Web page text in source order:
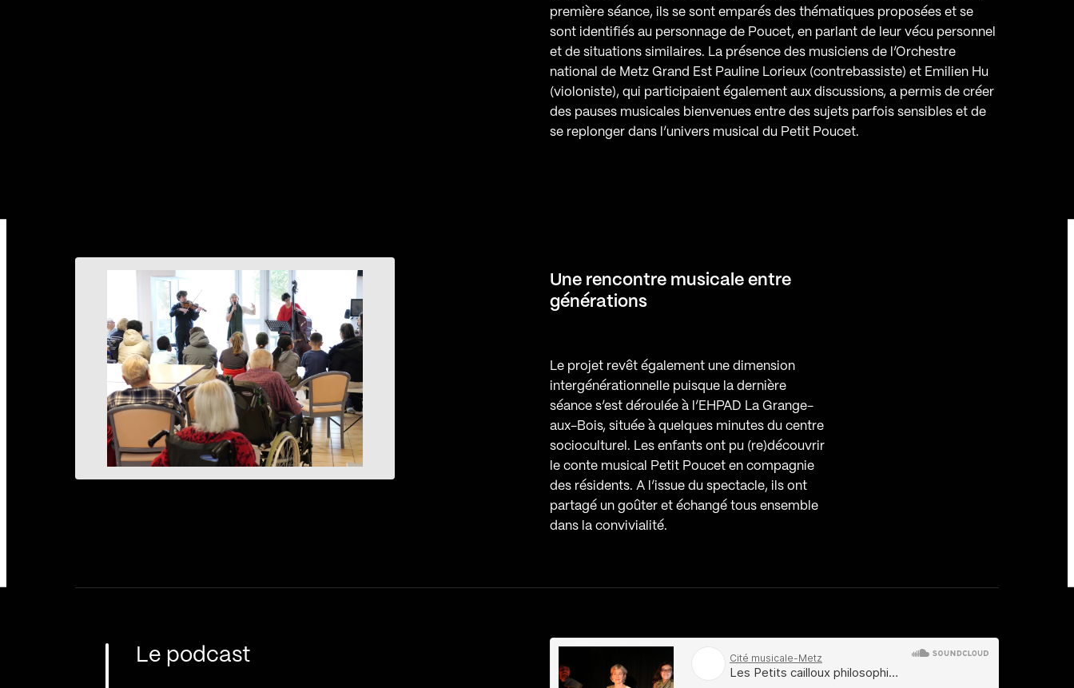
première séance, ils se sont emparés des thématiques proposées et se
sont identifiés au personnage de Poucet, en parlant de leur vécu personnel
et de situations similaires. La présence des musiciens de l’Orchestre
national de Metz Grand Est Pauline Lorieux (contrebassiste) et Emilien Hu
(violoniste), qui participaient également aux discussions, a permis de créer
des pauses musicales bienvenues entre des sujets parfois sensibles et de
se replonger dans l’univers musical du Petit Poucet.
Une rencontre musicale entre
générations
Le projet revêt également une dimension
intergénérationnelle puisque la dernière
séance s’est déroulée à l’EHPAD La Grange-
aux-Bois, située à quelques minutes du centre
socioculturel. Les enfants ont pu (re)découvrir
le conte musical Petit Poucet en compagnie
des résidents. A l’issue du spectacle, ils ont
partagé un goûter et échangé tous ensemble
dans la convivialité.
Le podcast